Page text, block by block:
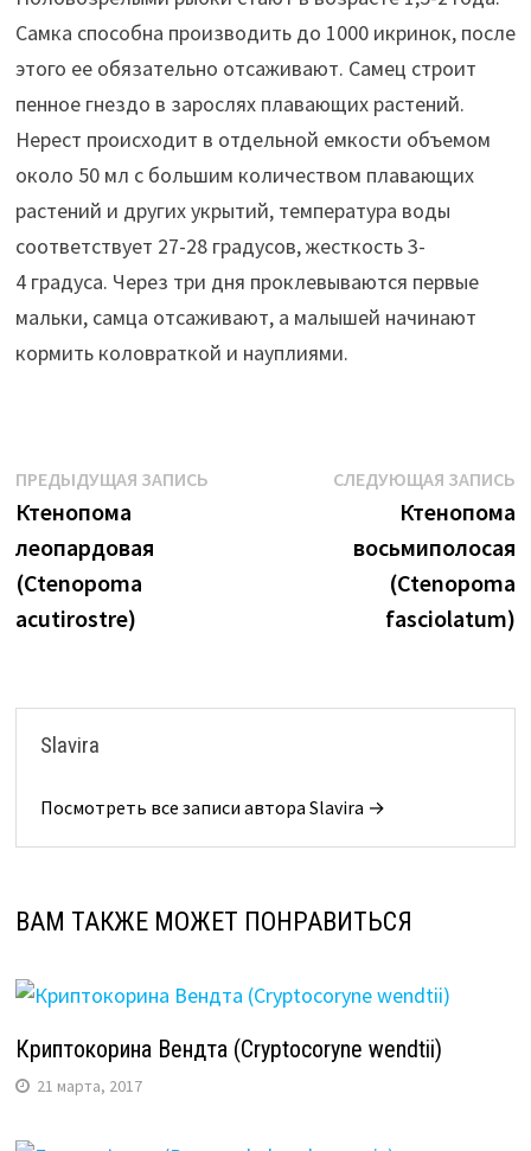
Самка способна производить до 1000 икринок, после
этого ее обязательно отсаживают. Самец строит
пенное гнездо в зарослях плавающих растений.
Нерест происходит в отдельной емкости объемом
около 50 мл с большим количеством плавающих
растений и других укрытий, температура воды
соответствует 27-28 градусов, жесткость 3-
4 градуса. Через три дня проклевываются первые
мальки, самца отсаживают, а малышей начинают
кормить коловраткой и науплиями.
Навигация
по
записям
ПРЕДЫДУЩАЯ ЗАПИСЬПредыдущая
Ктенопома
леопардовая
(Ctenopoma
acutirostre)
СЛЕДУЮЩАЯ ЗАПИСЬ
Ктенопома
восьмиполосая
(Ctenopoma
fasciolatum)
Slavira
Посмотреть все записи автора Slavira →
ВАМ ТАКЖЕ МОЖЕТ ПОНРАВИТЬСЯ
Криптокорина Вендта (Cryptocoryne wendtii)
21 марта, 2017